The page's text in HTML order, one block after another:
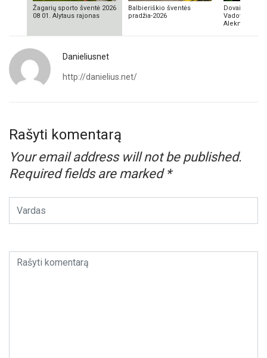
Žagarių sporto šventė 2026
08 01. Alytaus rajonas
Balbieriškio šventės
pradžia-2026
Dovainonių
Vadovas
Aleknavičius
Danieliusnet
http://danielius.net/
Rašyti komentarą
Your email address will not be published.
Required fields are marked *